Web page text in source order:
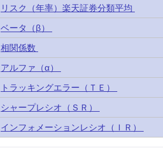
リスク（年率）楽天証券分類平均
ベータ（β）
相関係数
アルファ（α）
トラッキングエラー（ＴＥ）
シャープレシオ（ＳＲ）
インフォメーションレシオ（ＩＲ）